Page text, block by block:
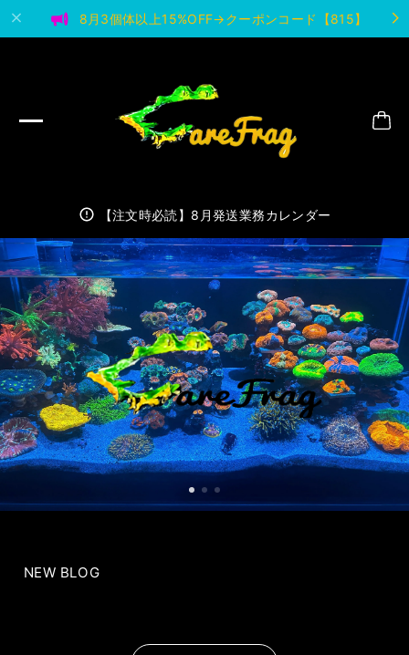
8月3個体以上15%OFF→クーポンコード【815】
【注文時必読】8月発送業務カレンダー
NEW BLOG